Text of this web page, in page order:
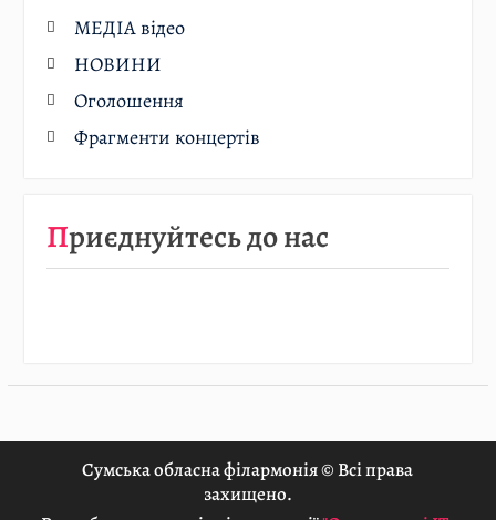
МЕДІА відео
НОВИНИ
Оголошення
Фрагменти концертів
Приєднуйтесь до нас
Сумська обласна філармонія © Всі права
захищено.